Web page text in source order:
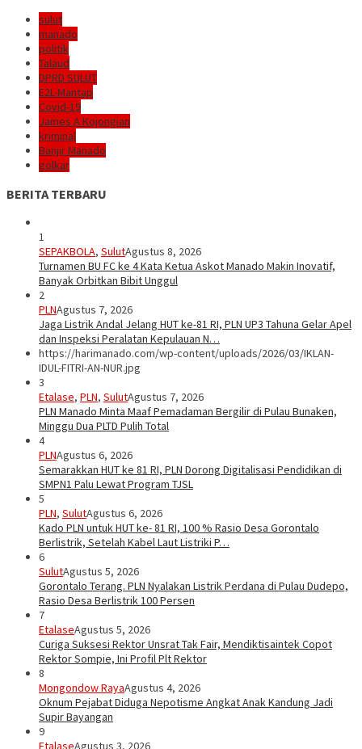
sulut
manado
politik
Talaud
DPRD SULUT
E2L-Mantap
Covid-19
James A Kojongian
kriminal
Banjir Manado
golkar
BERITA TERBARU
1
SEPAKBOLA, SulutAgustus 8, 2026
Turnamen BU FC ke 4 Kata Ketua Askot Manado Makin Inovatif,
Banyak Orbitkan Bibit Unggul
2
PLNAgustus 7, 2026
Jaga Listrik Andal Jelang HUT ke-81 RI, PLN UP3 Tahuna Gelar Apel
dan Inspeksi Peralatan Kepulauan N…
https://harimanado.com/wp-content/uploads/2026/03/IKLAN-
IDUL-FITRI-AN-NUR.jpg
3
Etalase, PLN, SulutAgustus 7, 2026
PLN Manado Minta Maaf Pemadaman Bergilir di Pulau Bunaken,
Minggu Dua PLTD Pulih Total
4
PLNAgustus 6, 2026
Semarakkan HUT ke 81 RI, PLN Dorong Digitalisasi Pendidikan di
SMPN1 Palu Lewat Program TJSL
5
PLN, SulutAgustus 6, 2026
Kado PLN untuk HUT ke- 81 RI, 100 % Rasio Desa Gorontalo
Berlistrik, Setelah Kabel Laut Listriki P…
6
SulutAgustus 5, 2026
Gorontalo Terang. PLN Nyalakan Listrik Perdana di Pulau Dudepo,
Rasio Desa Berlistrik 100 Persen
7
EtalaseAgustus 5, 2026
Curiga Suksesi Rektor Unsrat Tak Fair, Mendiktisaintek Copot
Rektor Sompie, Ini Profil Plt Rektor
8
Mongondow RayaAgustus 4, 2026
Oknum Pejabat Diduga Nepotisme Angkat Anak Kandung Jadi
Supir Bayangan
9
EtalaseAgustus 3, 2026